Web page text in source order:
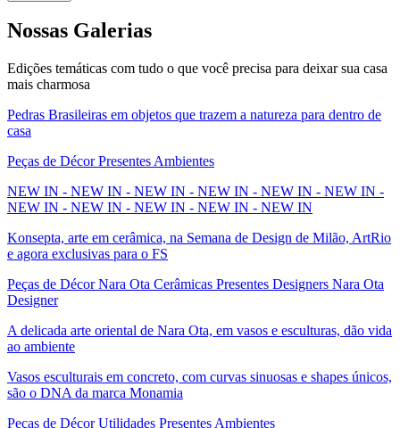
Nossas Galerias
Edições temáticas com tudo o que você precisa para deixar sua casa
mais charmosa
Pedras Brasileiras em objetos que trazem a natureza para dentro de
casa
Peças de Décor Presentes Ambientes
NEW IN - NEW IN - NEW IN - NEW IN - NEW IN - NEW IN -
NEW IN - NEW IN - NEW IN - NEW IN - NEW IN
Konsepta, arte em cerâmica, na Semana de Design de Milão, ArtRio
e agora exclusivas para o FS
Peças de Décor Nara Ota Cerâmicas Presentes Designers Nara Ota
Designer
A delicada arte oriental de Nara Ota, em vasos e esculturas, dão vida
ao ambiente
Vasos esculturais em concreto, com curvas sinuosas e shapes únicos,
são o DNA da marca Monamia
Peças de Décor Utilidades Presentes Ambientes